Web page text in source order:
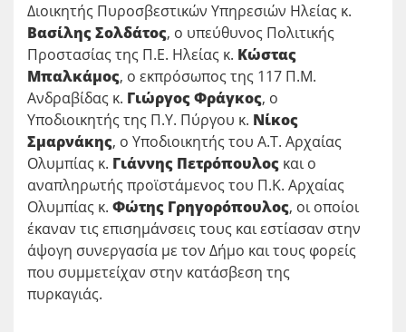
Διοικητής Πυροσβεστικών Υπηρεσιών Ηλείας κ.
Βασίλης Σολδάτος, ο υπεύθυνος Πολιτικής
Προστασίας της Π.Ε. Ηλείας κ. Κώστας
Μπαλκάμος, ο εκπρόσωπος της 117 Π.Μ.
Ανδραβίδας κ. Γιώργος Φράγκος, ο
Υποδιοικητής της Π.Υ. Πύργου κ. Νίκος
Σμαρνάκης, ο Υποδιοικητής του Α.Τ. Αρχαίας
Ολυμπίας κ. Γιάννης Πετρόπουλος και ο
αναπληρωτής προϊστάμενος του Π.Κ. Αρχαίας
Ολυμπίας κ. Φώτης Γρηγορόπουλος, οι οποίοι
έκαναν τις επισημάνσεις τους και εστίασαν στην
άψογη συνεργασία με τον Δήμο και τους φορείς
που συμμετείχαν στην κατάσβεση της
πυρκαγιάς.